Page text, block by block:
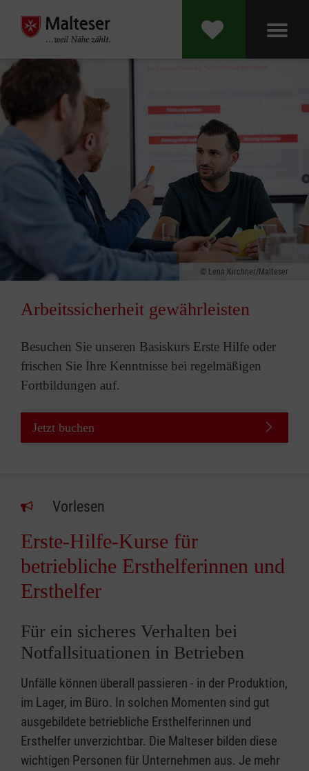
Lena Kirchner/Malteser
Arbeitssicherheit gewährleisten
Besuchen Sie unseren Basiskurs Erste Hilfe oder
frischen Sie Ihre Kenntnisse bei regelmäßigen
Fortbildungen auf.
Jetzt buchen
Vorlesen
Erste-Hilfe-Kurse für
betriebliche Ersthelferinnen und
Ersthelfer
Für ein sicheres Verhalten bei
Notfallsituationen in Betrieben
Unfälle können überall passieren - in der Produktion,
im Lager, im Büro. In solchen Momenten sind gut
ausgebildete betriebliche Ersthelferinnen und
Ersthelfer unverzichtbar. Die Malteser bilden diese
wichtigen Personen für Unternehmen aus. Je mehr